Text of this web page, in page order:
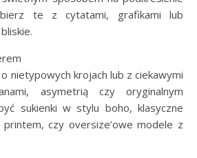
te z cytatami, grafikami lub
o nietypowych krojach lub z ciekawymi
asymetrią czy oryginalnym
sukienki w stylu boho, klasyczne
czy oversize’owe modele z